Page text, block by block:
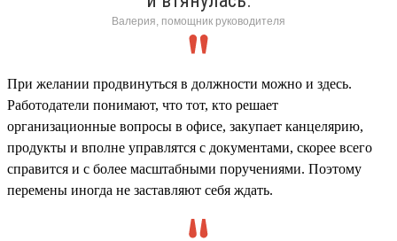
Валерия, помощник руководителя
При желании продвинуться в должности можно и здесь.
Работодатели понимают, что тот, кто решает
организационные вопросы в офисе, закупает канцелярию,
продукты и вполне управлятся с документами, скорее всего
справится и с более масштабными поручениями. Поэтому
перемены иногда не заставляют себя ждать.